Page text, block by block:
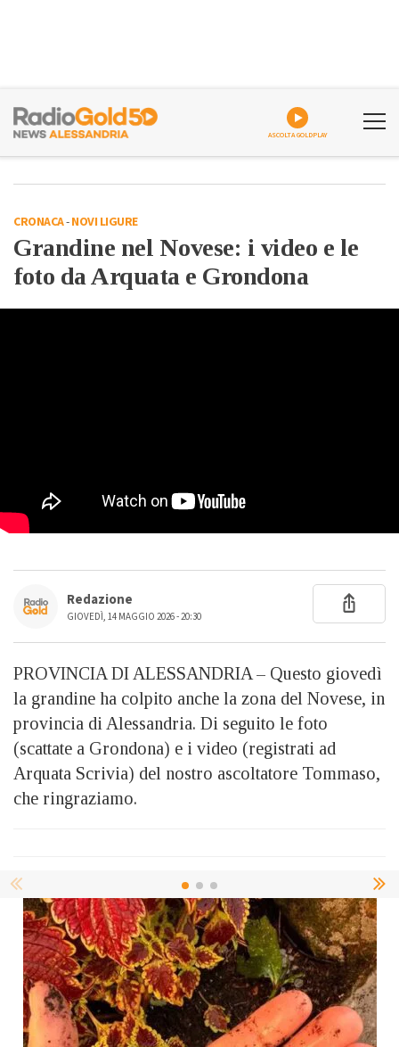
ASCOLTA GOLDPLAY
CRONACA-NOVI LIGURE
Grandine nel Novese: i video e le
foto da Arquata e Grondona
Redazione
GIOVEDÌ, 14 MAGGIO 2026 - 20:30
PROVINCIA DI ALESSANDRIA – Questo giovedì
la grandine ha colpito anche la zona del Novese, in
provincia di Alessandria. Di seguito le foto
(scattate a Grondona) e i video (registrati ad
Arquata Scrivia) del nostro ascoltatore Tommaso,
che ringraziamo.